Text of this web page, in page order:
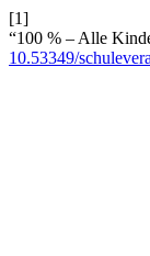
[1]
“100 % – Alle
10.53349/